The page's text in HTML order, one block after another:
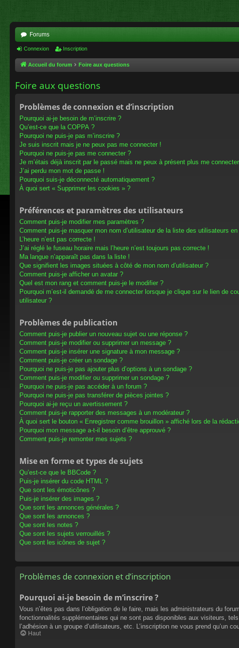
Forums
Connexion Inscription
Accueil du forum Foire aux questions
Foire aux questions
Problèmes de connexion et d’inscription
Pourquoi ai-je besoin de m’inscrire ?
Qu’est-ce que la COPPA ?
Pourquoi ne puis-je pas m’inscrire ?
Je suis inscrit mais je ne peux pas me connecter !
Pourquoi ne puis-je pas me connecter ?
Je m’étais déjà inscrit par le passé mais ne peux à présent plus me
J’ai perdu mon mot de passe !
Pourquoi suis-je déconnecté automatiquement ?
À quoi sert « Supprimer les cookies » ?
Préférences et paramètres des utilisateurs
Comment puis-je modifier mes paramètres ?
Comment puis-je masquer mon nom d’utilisateur de la liste des utilisateurs
L’heure n’est pas correcte !
J’ai réglé le fuseau horaire mais l’heure n’est toujours pas correcte !
Ma langue n’apparaît pas dans la liste !
Que signifient les images situées à côté de mon nom d’utilisateur ?
Comment puis-je afficher un avatar ?
Quel est mon rang et comment puis-je le modifier ?
Pourquoi m’est-il demandé de me connecter lorsque je clique sur le lien de
utilisateur ?
Problèmes de publication
Comment puis-je publier un nouveau sujet ou une réponse ?
Comment puis-je modifier ou supprimer un message ?
Comment puis-je insérer une signature à mon message ?
Comment puis-je créer un sondage ?
Pourquoi ne puis-je pas ajouter plus d’options à un sondage ?
Comment puis-je modifier ou supprimer un sondage ?
Pourquoi ne puis-je pas accéder à un forum ?
Pourquoi ne puis-je pas transférer de pièces jointes ?
Pourquoi ai-je reçu un avertissement ?
Comment puis-je rapporter des messages à un modérateur ?
À quoi sert le bouton « Enregistrer comme brouillon » affiché lors de la
Pourquoi mon message a-t-il besoin d’être approuvé ?
Comment puis-je remonter mes sujets ?
Mise en forme et types de sujets
Qu’est-ce que le BBCode ?
Puis-je insérer du code HTML ?
Que sont les émoticônes ?
Puis-je insérer des images ?
Que sont les annonces générales ?
Que sont les annonces ?
Que sont les notes ?
Que sont les sujets verrouillés ?
Que sont les icônes de sujet ?
Problèmes de connexion et d’inscription
Pourquoi ai-je besoin de m’inscrire ?
Vous n’êtes pas dans l’obligation de le faire, mais les administrateurs du
fonctionnalités supplémentaires qui ne sont pas disponibles aux visiteurs,
l’adhésion à un groupe d’utilisateurs, etc. L’inscription ne vous prend qu’un
Haut